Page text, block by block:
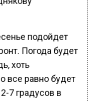
подойдет
Погода будет
хоть
все равно будет
7 градусов в